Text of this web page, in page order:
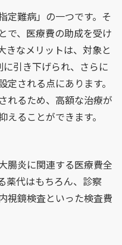
定難病」の一つです。そ
で、医療費の助成を受け
きなメリットは、対象と
引き下げられ、さらに
される点にあります。
れるため、高額な治療が
ることができます。
腸炎に関連する医療費全
薬代はもちろん、診察
視鏡検査といった検査費